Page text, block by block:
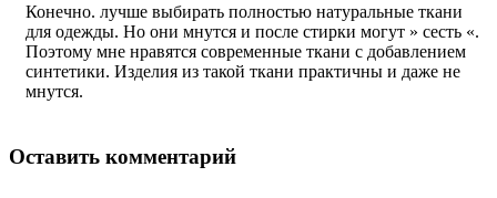
Конечно. лучше выбирать полностью натуральные ткани
для одежды. Но они мнутся и после стирки могут » сесть «.
Поэтому мне нравятся современные ткани с добавлением
синтетики. Изделия из такой ткани практичны и даже не
мнутся.
Оставить комментарий